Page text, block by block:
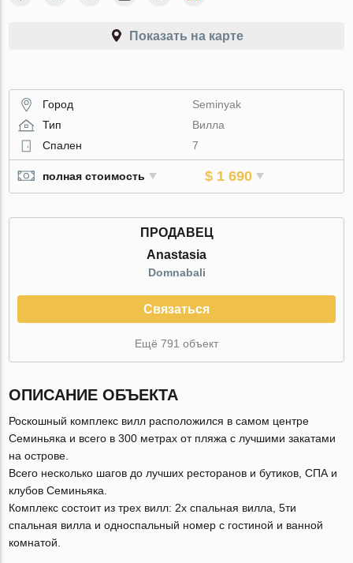
Показать на карте
Город
Seminyak
Тип
Вилла
Спален
7
полная стоимость $ 1 690
ПРОДАВЕЦ
Anastasia
Domnabali
Связаться
Ещё 791 объект
ОПИСАНИЕ ОБЪЕКТА
Роскошный комплекс вилл расположился в самом центре
Семиньяка и всего в 300 метрах от пляжа с лучшими закатами
на острове.
Всего несколько шагов до лучших ресторанов и бутиков, СПА и
клубов Семиньяка.
Комплекс состоит из трех вилл: 2х спальная вилла, 5ти
спальная вилла и односпальный номер с гостиной и ванной
комнатой.